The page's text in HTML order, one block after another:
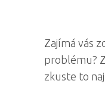
Zajímá vás
problému?
zkuste to